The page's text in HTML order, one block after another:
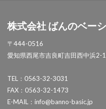
株式会社 ばんのベー
〒444-0516
愛知県西尾市吉良町吉田西中浜2-1
TEL：0563-32-3031
FAX：0563-32-1473
E-MAIL：info@banno-basic.jp
OnlyOne パーサス
OnlyOne ピース カラフル
OnlyOne フォレストヒル
OnlyOne ブランツ
OnlyOne ブリックスネーム